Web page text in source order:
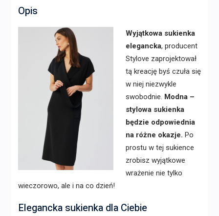
Opis
Wyjątkowa sukienka
elegancka, producent
Stylove zaprojektował
tą kreację byś czuła się
w niej niezwykle
swobodnie. Modna –
stylowa sukienka
będzie odpowiednia
na różne okazje. Po
prostu w tej sukience
zrobisz wyjątkowe
wrażenie nie tylko
wieczorowo, ale i na co dzień!
Elegancka sukienka dla Ciebie